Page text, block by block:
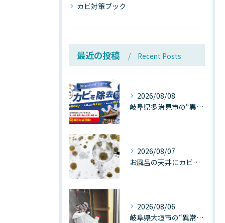
カビ対策ブック
最近の投稿 Recent Posts
2026/08/08
岐阜県多治見市の“異常な高温”が建物内部を破壊する──深層カビが急増する危険な温度差の正体
2026/08/07
お風呂の天井にカビが生えたら要注意！2026年8月の猛暑・高湿度で急増する浴室カビの原因と正しい対策
2026/08/06
岐阜県大垣市の“異常に高い気温”が建物内部を腐らせる──深層カビが爆発的に増える本当の理由